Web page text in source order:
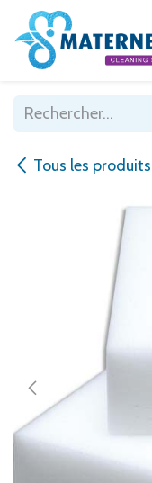
Se rendre au contenu
Tous les produits